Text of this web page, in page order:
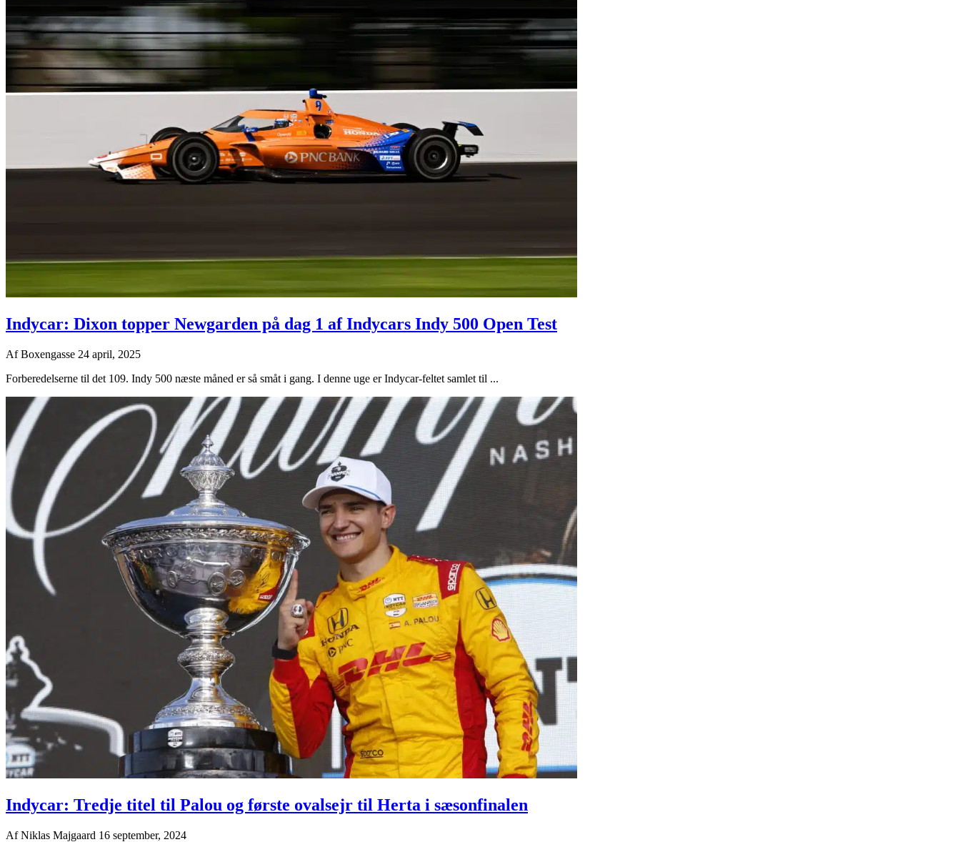
Indycar: Dixon topper Newgarden på dag 1 af Indycars Indy 500 Open Test
AfBoxengasse 24 april, 2025
Forberedelserne til det 109. Indy 500 næste måned er så småt i gang. I denne uge er Indycar-feltet samlet til ...
Indycar: Tredje titel til Palou og første ovalsejr til Herta i sæsonfinalen
AfNiklas Majgaard 16 september, 2024